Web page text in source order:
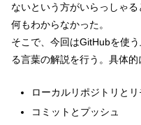
ないという方がいらっしゃ
何もわからなかった。
そこで、今回はGitHubを使
る言葉の解説を行う。具体的
ローカルリポジトリと
コミットとプッシュ